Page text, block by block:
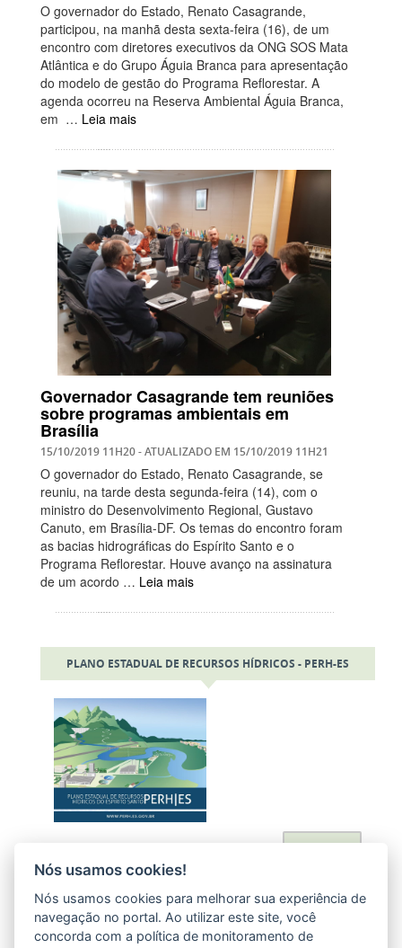
O governador do Estado, Renato Casagrande,
participou, na manhã desta sexta-feira (16), de um
encontro com diretores executivos da ONG SOS Mata
Atlântica e do Grupo Águia Branca para apresentação
do modelo de gestão do Programa Reflorestar. A
agenda ocorreu na Reserva Ambiental Águia Branca,
em … Leia mais
Governador Casagrande tem reuniões
sobre programas ambientais em
Brasília
15/10/2019 11H20- ATUALIZADO EM 15/10/2019 11H21
O governador do Estado, Renato Casagrande, se
reuniu, na tarde desta segunda-feira (14), com o
ministro do Desenvolvimento Regional, Gustavo
Canuto, em Brasília-DF. Os temas do encontro foram
as bacias hidrográficas do Espírito Santo e o
Programa Reflorestar. Houve avanço na assinatura
de um acordo … Leia mais
PLANO ESTADUAL DE RECURSOS HÍDRICOS - PERH-ES
Acessar
Nós usamos cookies!
Nós usamos cookies para melhorar sua experiência de
navegação no portal. Ao utilizar este site, você
concorda com a política de monitoramento de